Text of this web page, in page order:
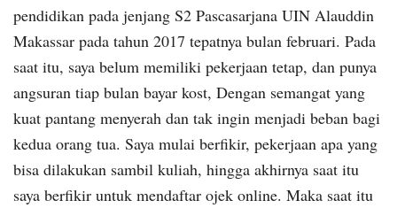
pendidikan pada jenjang S2 Pascasarjana UIN Alauddin
Makassar pada tahun 2017 tepatnya bulan februari. Pada
saat itu, saya belum memiliki pekerjaan tetap, dan punya
angsuran tiap bulan bayar kost, Dengan semangat yang
kuat pantang menyerah dan tak ingin menjadi beban bagi
kedua orang tua. Saya mulai berfikir, pekerjaan apa yang
bisa dilakukan sambil kuliah, hingga akhirnya saat itu
saya berfikir untuk mendaftar ojek online. Maka saat itu